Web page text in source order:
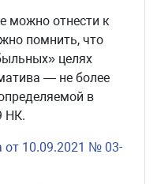
можно отнести к
помнить, что
целях
— не более
в
НК.
10.09.2021 № 03-